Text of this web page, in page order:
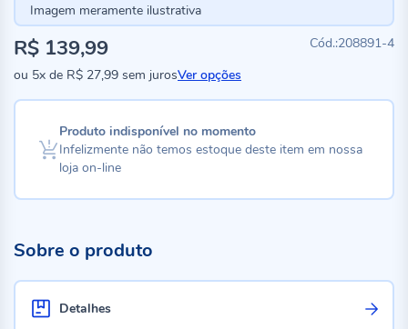
Imagem meramente ilustrativa
208891-4
R$ 139,99
ou 5x de R$ 27,99 sem jurosVer opções
Produto indisponível no momento
Infelizmente não temos estoque deste item em nossa
loja on-line
Sobre o produto
Detalhes